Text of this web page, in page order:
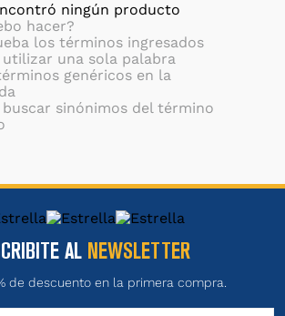
ningún producto
hacer?
los términos ingresados
una sola palabra
genéricos en la
sinónimos del término
AL NEWSLETTER
de descuento en la primera compra.